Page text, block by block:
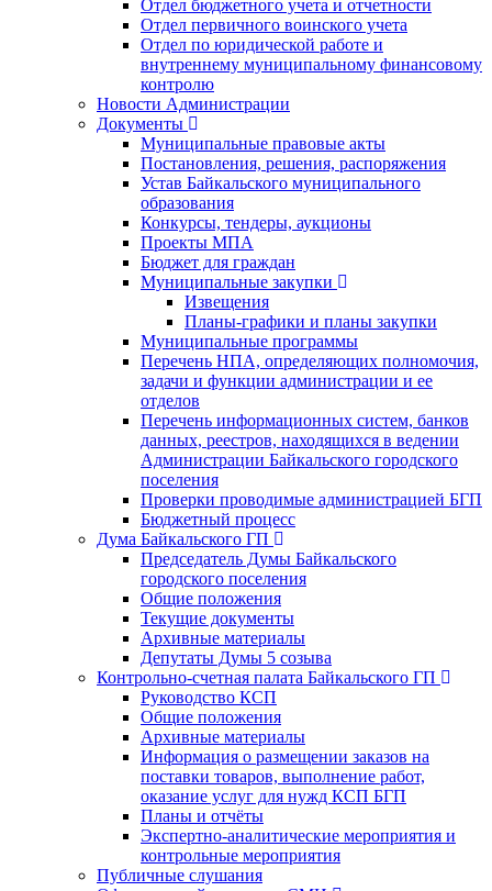
Отдел бюджетного учета и отчетности
Отдел первичного воинского учета
Отдел по юридической работе и
внутреннему муниципальному финансовому
контролю
Новости Администрации
Документы
Муниципальные правовые акты
Постановления, решения, распоряжения
Устав Байкальского муниципального
образования
Конкурсы, тендеры, аукционы
Проекты МПА
Бюджет для граждан
Муниципальные закупки
Извещения
Планы-графики и планы закупки
Муниципальные программы
Перечень НПА, определяющих полномочия,
задачи и функции администрации и ее
отделов
Перечень информационных систем, банков
данных, реестров, находящихся в ведении
Администрации Байкальского городского
поселения
Проверки проводимые администрацией БГП
Бюджетный процесс
Дума Байкальского ГП
Председатель Думы Байкальского
городского поселения
Общие положения
Текущие документы
Архивные материалы
Депутаты Думы 5 созыва
Контрольно-счетная палата Байкальского ГП
Руководство КСП
Общие положения
Архивные материалы
Информация о размещении заказов на
поставки товаров, выполнение работ,
оказание услуг для нужд КСП БГП
Планы и отчёты
Экспертно-аналитические мероприятия и
контрольные мероприятия
Публичные слушания